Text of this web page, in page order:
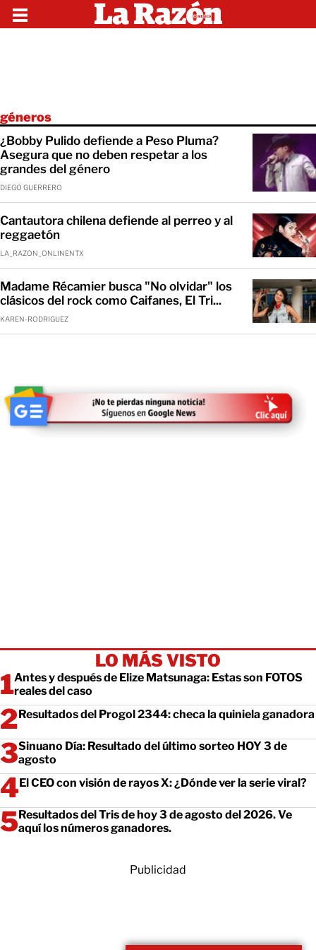
géneros
¿Bobby Pulido defiende a Peso Pluma?
Asegura que no deben respetar a los
grandes del género
DIEGO GUERRERO
Cantautora chilena defiende al perreo y al
reggaetón
LA_RAZON_ONLINENTX
Madame Récamier busca "No olvidar" los
clásicos del rock como Caifanes, El Tri...
KAREN-RODRIGUEZ
LO MÁS VISTO
Antes y después de Elize Matsunaga: Estas son FOTOS
reales del caso
Resultados del Progol 2344: checa la quiniela ganadora
Sinuano Día: Resultado del último sorteo HOY 3 de
agosto
El CEO con visión de rayos X: ¿Dónde ver la serie viral?
Resultados del Tris de hoy 3 de agosto del 2026. Ve
aquí los números ganadores.
Publicidad